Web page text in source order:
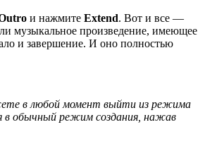
и нажмите Extend. Вот и все —
музыкальное произведение, имеющее
и завершение. И оно полностью
в любой момент выйти из режима
в обычный режим создания, нажав